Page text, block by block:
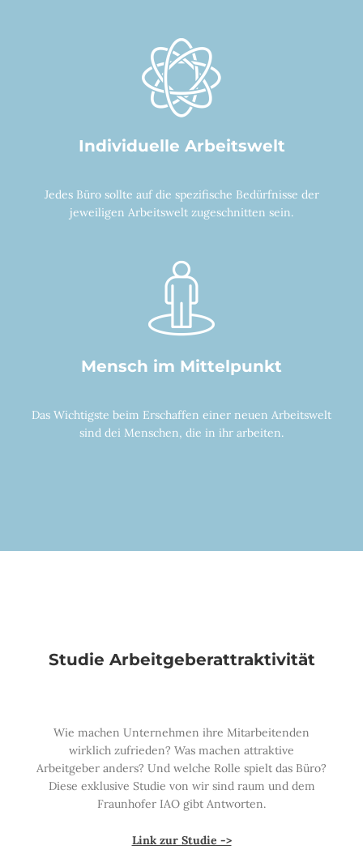
Individuelle Arbeitswelt
Jedes Büro sollte auf die spezifische Bedürfnisse der
jeweiligen Arbeitswelt zugeschnitten sein.
Mensch im Mittelpunkt
Das Wichtigste beim Erschaffen einer neuen Arbeitswelt
sind dei Menschen, die in ihr arbeiten.
Studie Arbeitgeberattraktivität
Wie machen Unternehmen ihre Mitarbeitenden
wirklich zufrieden? Was machen attraktive
Arbeitgeber anders? Und welche Rolle spielt das Büro?
Diese exklusive Studie von wir sind raum und dem
Fraunhofer IAO gibt Antworten.
Link zur Studie ->